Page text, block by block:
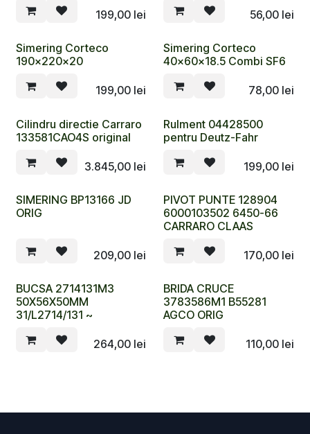
199,00 lei 56,00lei
Simering Corteco
190x220x20
199,00 lei
Simering Corteco
40x60x18.5 Combi SF6
78,00lei
Cilindru directie Carraro
133581CAO4S original
3.845,00 lei
Rulment 04428500
pentru Deutz-Fahr
199,00lei
SIMERING BP13166 JD
ORIG
209,00 lei
PIVOT PUNTE 128904
6000103502 6450-66
CARRARO CLAAS
170,00lei
BUCSA 2714131M3
50X56X50MM
31/L2714/131 ~
264,00 lei
BRIDA CRUCE
3783586M1 B55281
AGCO ORIG
110,00lei